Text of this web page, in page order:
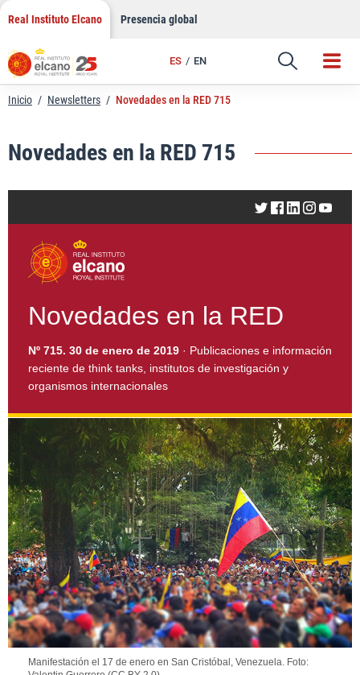
Saltar
contenido
Real Instituto Elcano Presencia global
ES EN
Enlace
Inicio / Newsletters / Novedades en la RED 715
Novedades en la RED 715